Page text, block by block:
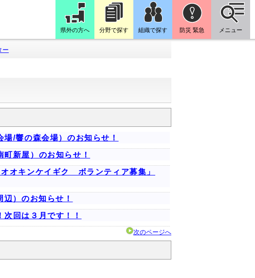
県外の方へ 分野で探す 組織で探す 防災 緊急 メニュー
ー
/響の森会場）のお知らせ！
町新屋）のお知らせ！
オキンケイギク ボランティア募集」
）のお知らせ！
次回は３月です！！
次のページへ